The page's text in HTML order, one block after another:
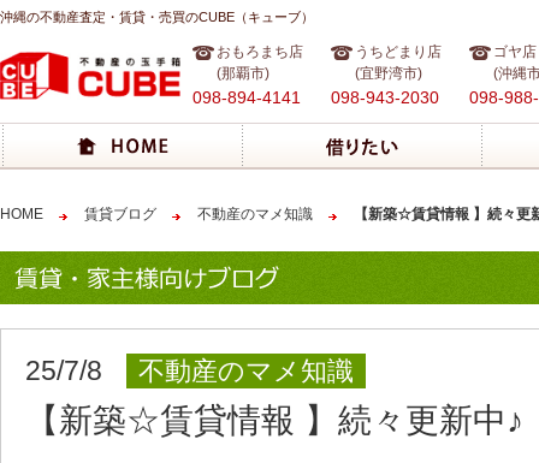
沖縄の不動産査定・賃貸・売買のCUBE（キューブ）
おもろまち店
(那覇市)
098-894-4141
うちどまり店
(宜野湾市)
098-943-2030
ゴヤ店
(沖縄
098-
HOME 賃貸ブログ 不動産のマメ知識 【新築☆賃貸情報 】続々更
25/7/8 不動産のマメ知識
【新築☆賃貸情報 】続々更新中♪